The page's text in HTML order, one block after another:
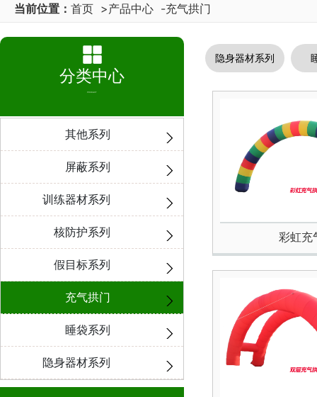
当前位置： 首页 >产品中心 -充气拱门
分类中心
PRODUCT
其他系列
屏蔽系列
训练器材系列
核防护系列
假目标系列
充气拱门
睡袋系列
隐身器材系列
隐身器材系列
彩虹充